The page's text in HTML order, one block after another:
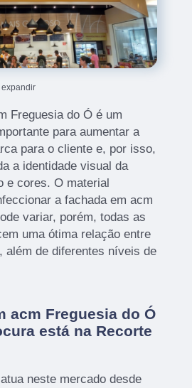
Freguesia do Ó é um
para aumentar a
para o cliente e, por isso,
a identidade visual da
e cores. O material
a fachada em acm
variar, porém, todas as
uma ótima relação entre
além de diferentes níveis de
acm Freguesia do Ó
está na Recorte
neste mercado desde